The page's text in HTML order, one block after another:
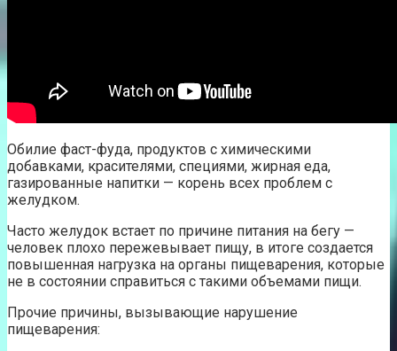
Обилие фаст-фуда, продуктов с химическими
добавками, красителями, специями, жирная еда,
газированные напитки — корень всех проблем с
желудком.
Часто желудок встает по причине питания на бегу —
человек плохо пережевывает пищу, в итоге создается
повышенная нагрузка на органы пищеварения, которые
не в состоянии справиться с такими объемами пищи.
Прочие причины, вызывающие нарушение
пищеварения: